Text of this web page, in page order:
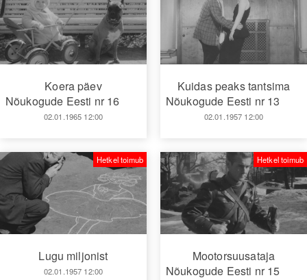
Koera päev
Nõukogude Eesti nr 16
02.01.1965 12:00
Kuidas peaks tantsima
Nõukogude Eesti nr 13
02.01.1957 12:00
Lugu miljonist
02.01.1957 12:00
Hetkel toimub
Mootorsuusataja
Nõukogude Eesti nr 15
Hetkel toimub